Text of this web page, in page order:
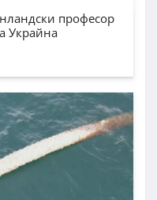
професор
Украйна